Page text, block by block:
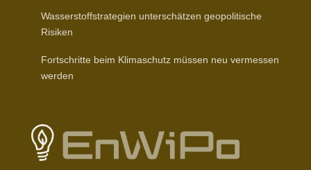
Wasser­stoff­stra­tegien unter­schätzen geopo­li­tische
Risiken
Fort­schritte beim Klima­schutz müssen neu vermessen
werden